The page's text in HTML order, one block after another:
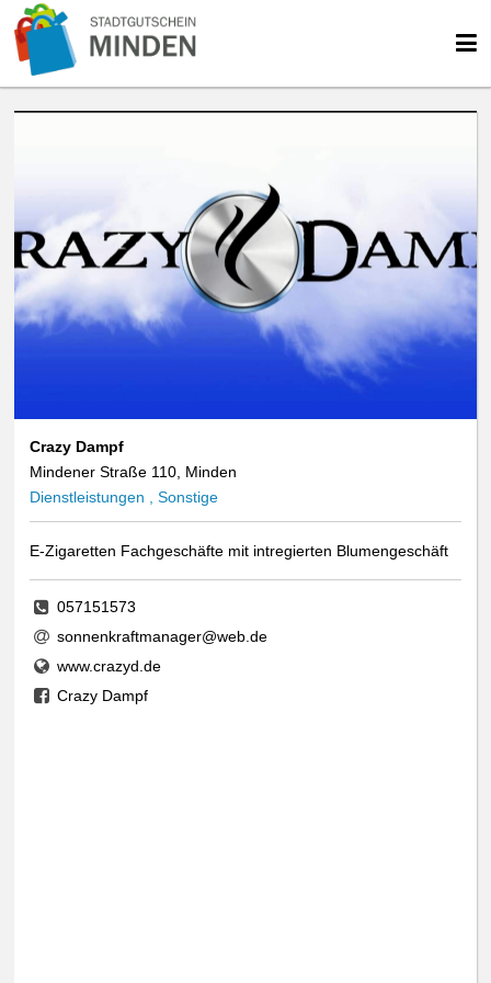
Crazy Dampf
Mindener Straße 110, Minden
Dienstleistungen , Sonstige
E-Zigaretten Fachgeschäfte mit intregierten Blumengeschäft
057151573
sonnenkraftmanager@web.de
www.crazyd.de
Crazy Dampf